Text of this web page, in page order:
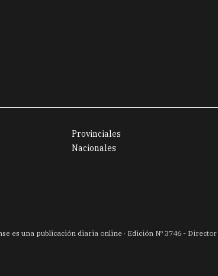
Provinciales
Nacionales
es una publicación diaria online · Edición Nº3746 -